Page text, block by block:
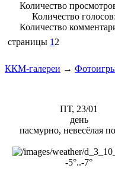
Количество
Количество
Количество
страницы 1 2
ККМ-галереи →
ПТ, 23/01
день
пасмурно, невесёлая
-5°..-7°